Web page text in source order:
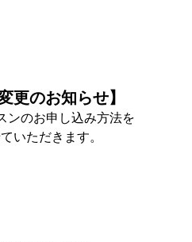
更のお知らせ】
ンのお申し込み方法を
いただきます。